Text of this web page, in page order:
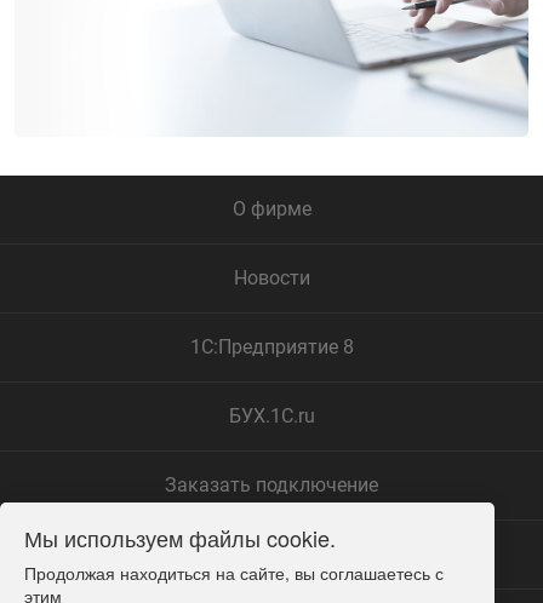
Мы используем файлы cookie.
Продолжая находиться на сайте, вы соглашаетесь с
этим
О фирме
Новости
1С:Предприятие 8
БУХ.1С.ru
Заказать подключение
Замечания по сайту